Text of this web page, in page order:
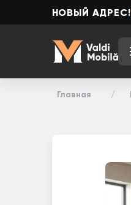
НОВЫЙ АДРЕС!
Главная